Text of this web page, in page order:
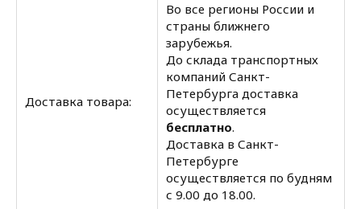
Доставка товара:
Во все регионы России и
страны ближнего
зарубежья.
До склада транспортных
компаний Санкт-
Петербурга доставка
осуществляется
бесплатно.
Доставка в Санкт-
Петербурге
осуществляется по будням
с 9.00 до 18.00.